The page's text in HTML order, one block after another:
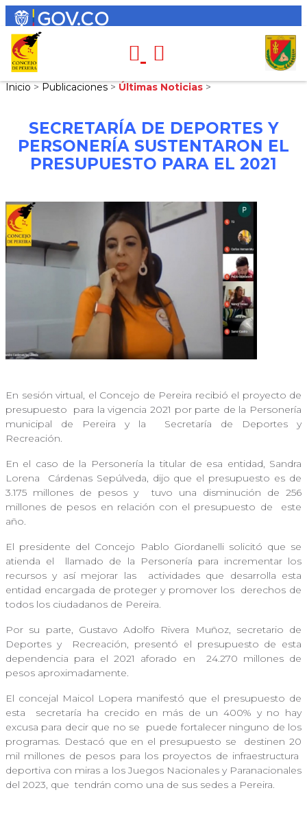
Inicio > Publicaciones > Últimas Noticias >
SECRETARÍA DE DEPORTES Y
PERSONERÍA SUSTENTARON EL
PRESUPUESTO PARA EL 2021
En sesión virtual, el Concejo de Pereira recibió el proyecto de
presupuesto
para la vigencia 2021 por parte de la Personería
municipal de Pereira y la
Secretaría de Deportes y
Recreación.
En el caso de la Personería la titular de esa entidad, Sandra
Lorena
Cárdenas Sepúlveda, dijo que el presupuesto es de
3.175 millones de pesos y
tuvo una disminución de 256
millones de pesos en relación con el presupuesto de
este
año.
El presidente del Concejo Pablo Giordanelli solicitó que se
atienda el
llamado de la Personería para incrementar los
recursos y así mejorar las
actividades que desarrolla esta
entidad encargada de proteger y promover los derechos de
todos los ciudadanos de Pereira.
Por su parte, Gustavo Adolfo Rivera Muñoz, secretario de
Deportes y
Recreación, presentó el presupuesto de esta
dependencia para el 2021 aforado en
24.270 millones de
pesos aproximadamente.
El concejal Maicol Lopera manifestó que el presupuesto de
esta
secretaría ha crecido en más de un 400% y no hay
excusa para decir que no se
puede fortalecer ninguno de los
programas. Destacó que en el presupuesto se
destinen 20
mil millones de pesos para los proyectos de infraestructura
deportiva con miras a los Juegos Nacionales y Paranacionales
del 2023, que tendrán como una de sus sedes a Pereira.